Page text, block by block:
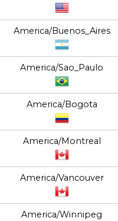
America/Buenos_Aires
America/Sao_Paulo
America/Bogota
America/Montreal
America/Vancouver
America/Winnipeg